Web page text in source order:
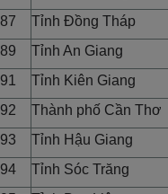
87
Tỉnh Đồng Tháp
89
Tỉnh An Giang
91
Tỉnh Kiên Giang
92
Thành phố Cần Thơ
93
Tỉnh Hậu Giang
94
Tỉnh Sóc Trăng